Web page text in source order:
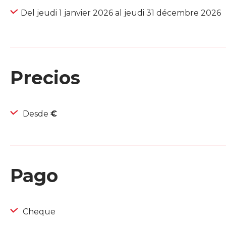
Del jeudi 1 janvier 2026 al jeudi 31 décembre 2026
Precios
Desde €
Pago
Cheque